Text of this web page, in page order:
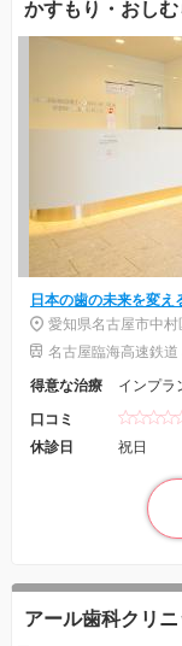
かすもり・おし
日本の歯の未来を変え
愛知県名古屋市中
名古屋臨海高速鉄
得意な治療
インプラ
口コミ
休診日
祝日
アール歯科クリニ